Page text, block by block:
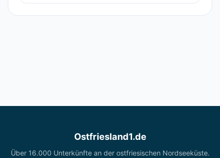
Ostfriesland1.de
Über 16.000 Unterkünfte an der ostfriesischen Nordseeküste.